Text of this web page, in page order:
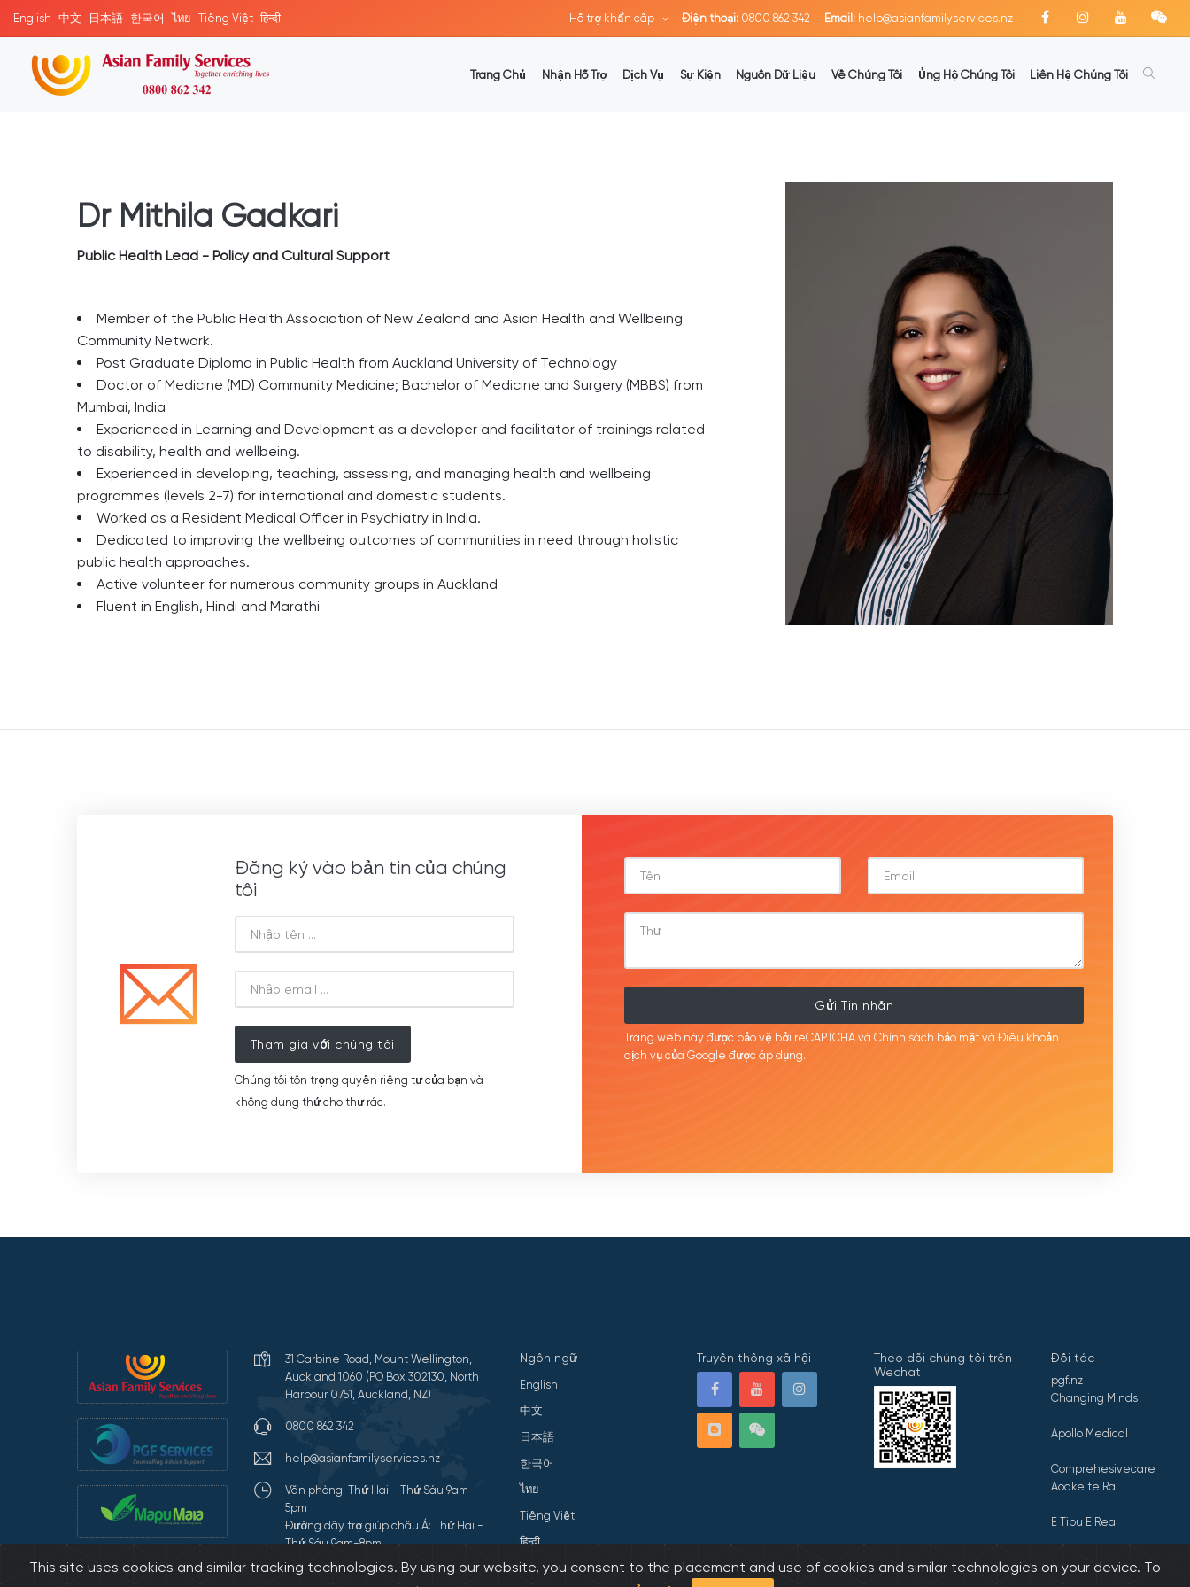
English 中文 日本語 한국어 ไทย Tiếng Việt हिन्दी Hỗ trợ khẩn cấp Điện thoại: 0800 862 342 Email: help@asianfamilyservices.nz
Trang Chủ Nhận Hỗ Trợ Dịch Vụ Sự Kiện Nguồn Dữ Liệu Về Chúng Tôi Ủng Hộ Chúng Tôi Liên Hệ Chúng Tôi
Dr Mithila Gadkari
Public Health Lead - Policy and Cultural Support
Member of the Public Health Association of New Zealand and Asian Health and Wellbeing
Community Network.
Post Graduate Diploma in Public Health from Auckland University of Technology
Doctor of Medicine (MD) Community Medicine; Bachelor of Medicine and Surgery (MBBS) from
Mumbai, India
Experienced in Learning and Development as a developer and facilitator of trainings related
to disability, health and wellbeing.
Experienced in developing, teaching, assessing, and managing health and wellbeing
programmes (levels 2-7) for international and domestic students.
Worked as a Resident Medical Officer in Psychiatry in India.
Dedicated to improving the wellbeing outcomes of communities in need through holistic
public health approaches.
Active volunteer for numerous community groups in Auckland
Fluent in English, Hindi and Marathi
Đăng ký vào bản tin của chúng
tôi
Tham gia với chúng tôi
Chúng tôi tôn trọng quyền riêng tư của bạn và
không dung thứ cho thư rác.
Gửi Tin nhắn
Trang web này được bảo vệ bởi reCAPTCHA và Chính sách bảo mật và Điều khoản
dịch vụ của Google được áp dụng.
Ngôn ngữ
English
中文
日本語
한국어
ไทย
Tiếng Việt
हिन्दी
Truyền thông xã hội
Theo dõi chúng tôi trên
Wechat
31 Carbine Road, Mount Wellington,
Auckland 1060 (PO Box 302130, North
Harbour 0751, Auckland, NZ)
0800 862 342
help@asianfamilyservices.nz
Văn phòng: Thứ Hai - Thứ Sáu 9am-
5pm
Đường dây trợ giúp châu Á: Thứ Hai -
Thứ Sáu 9am-8pm
Terms of Use and Privacy Statement
Đối tác
pgf.nz
Changing Minds
Apollo Medical
Comprehesivecare
Aoake te Ra
E Tipu E Rea
This site uses cookies and similar tracking technologies. By using our website, you consent to the placement and use of cookies and similar technologies on your device. To